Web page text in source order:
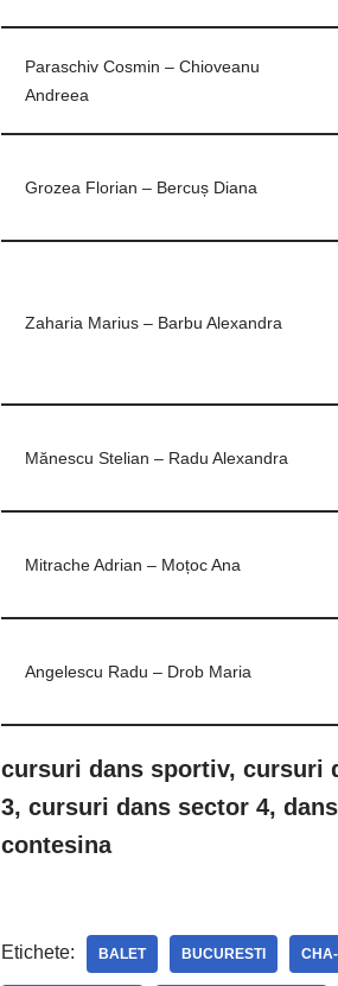
Paraschiv Cosmin – Chioveanu
Andreea
Grozea Florian – Bercuș Diana
Zaharia Marius – Barbu Alexandra
Mănescu Stelian – Radu Alexandra
Mitrache Adrian – Moțoc Ana
Angelescu Radu – Drob Maria
cursuri dans sportiv, cursuri
3, cursuri dans sector 4,
contesina
Etichete: BALET BUCURESTI